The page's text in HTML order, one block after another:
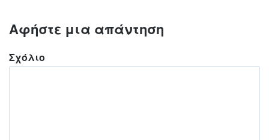
Αφήστε μια απάντηση
Σχόλιο